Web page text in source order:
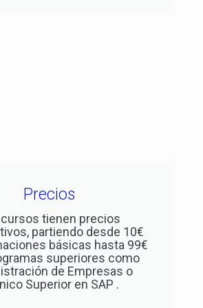
Precios
tienen precios
partiendo desde 10€
básicas hasta 99€
superiores como
de Empresas o
Superior en SAP .